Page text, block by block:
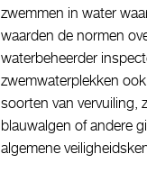
zwemmen in water
waarden de normen
waterbeheerder
zwemwaterplekken
soorten van vervuiling,
blauwalgen of andere
algemene